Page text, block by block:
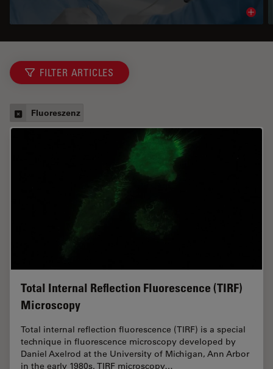
FILTER ARTICLES
Fluoreszenz
Total Internal Reflection Fluorescence (TIRF)
Microscopy
Total internal reflection fluorescence (TIRF) is a special
technique in fluorescence microscopy developed by
Daniel Axelrod at the University of Michigan, Ann Arbor
in the early 1980s. TIRF microscopy…